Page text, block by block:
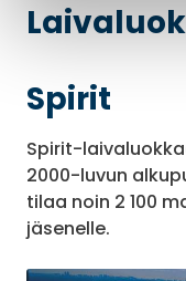
Spirit
Spirit-
2000-luvun
tilaa noin 2 100
jäsenelle.